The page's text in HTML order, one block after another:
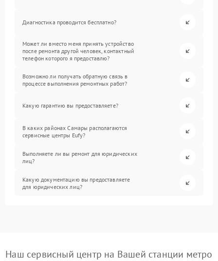
Диагностика проводится бесплатно?
Может ли вместо меня принять устройство
после ремонта другой человек, контактный
телефон которого я предоставлю?
Возможно ли получать обратную связь в
процессе выполнения ремонтных работ?
Какую гарантию вы предоставляете?
В каких районах Самары располагаются
сервисные центры Eufy?
Выполняете ли вы ремонт для юридических
лиц?
Какую документацию вы предоставляете
для юридических лиц?
Наш сервисный центр на Вашей станции метро